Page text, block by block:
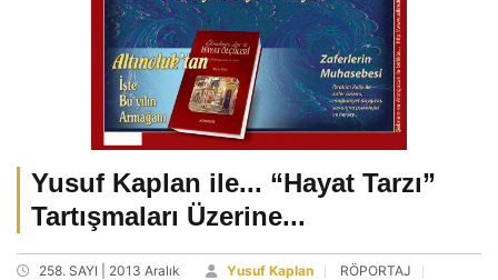
Yusuf Kaplan ile... “Hayat Tarzı”
Tartışmaları Üzerine...
258. SAYI | 2013 Aralık Yusuf Kaplan RÖPORTAJ